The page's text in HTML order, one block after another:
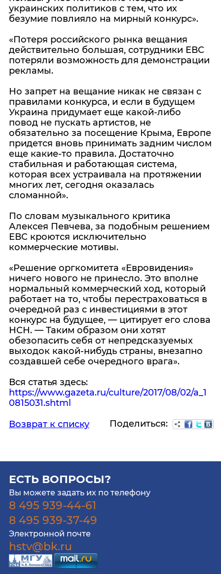
украинских политиков с тем, что их
безумие повлияло на мирный конкурс».
«Потеря российского рынка вещания
действительно большая, сотрудники ЕВС
потеряли возможность для демонстрации
рекламы.
Но запрет на вещание никак не связан с
правилами конкурса, и если в будущем
Украина придумает еще какой-либо
повод не пускать артистов, не
обязательно за посещение Крыма, Европе
придется вновь принимать задним числом
еще какие-то правила. Достаточно
стабильная и работающая система,
которая всех устраивала на протяжении
многих лет, сегодня оказалась
сломанной».
По словам музыкального критика
Алексея Певчева, за подобным решением
ЕВС кроются исключительно
коммерческие мотивы.
«Решение оргкомитета «Евровидения»
ничего нового не принесло. Это вполне
нормальный коммерческий ход, который
работает на то, чтобы перестраховаться в
очередной раз с инвестициями в этот
конкурс на будущее, — цитирует его слова
НСН. — Таким образом они хотят
обезопасить себя от непредсказуемых
выходок какой-нибудь страны, внезапно
создавшей себе очередного врага».
Вся статья здесь:
https://www.gazeta.ru/culture/2017/08/02/a_1
0815031.shtml
Возврат к списку
Поделиться:
ЕСТЬ ВОПРОСЫ?
Вы можете задать их по телефону
8 495 939-44-61
8 495 939-37-49
Электронной почте
hstv@bk.ru